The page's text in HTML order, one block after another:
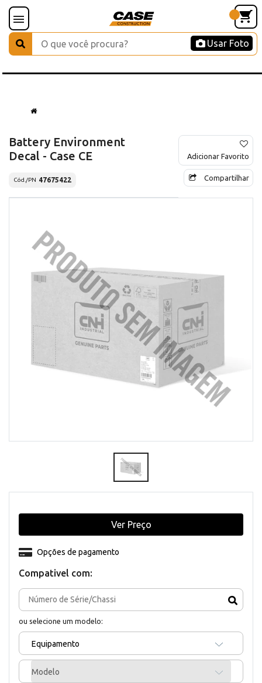
Usar Foto
Battery Environment
Decal - Case CE
Cód./PN 47675422
Adicionar Favorito
Compartilhar
Compativel com:
ou selecione um modelo:
Equipamento
Modelo
Opções de pagamento
Ver Preço